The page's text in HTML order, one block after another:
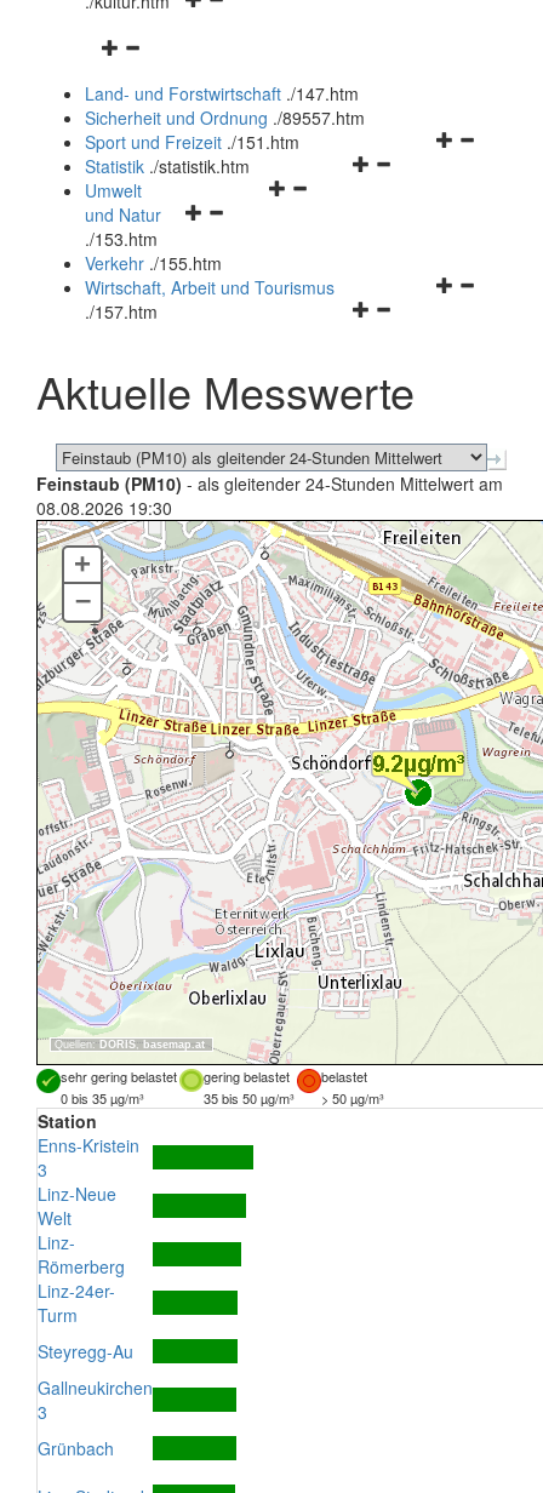
Navigationsmenü
und
schließen
Land- und Forstwirtschaft ./147.htm
Sicherheit und Ordnung ./89557.htm
Navigationsmenü
Sport und Freizeit ./151.htm
Navigationsmenü
Statistik ./statistik.htm
Navigationsmenü
und
schließen
Umwelt
und Natur
./153.htm
Verkehr ./155.htm
Navigationsmenü
schließen
Wirtschaft, Arbeit und Tourismus
./157.htm
Aktuelle Messwerte
Feinstaub (PM10) - als gleitender 24-Stunden Mittelwert am
08.08.2026 19:30
Quellen: DORIS, basemap.at
+
–
sehr gering belastet gering belastet
belastet
0 bis 35 µg/m³
35 bis 50 µg/m³ > 50 µg/m³
Station
Enns-Kristein
3
Linz-Neue
Welt
Linz-
Römerberg
Linz-24er-
Turm
Steyregg-Au
Gallneukirchen
3
Grünbach